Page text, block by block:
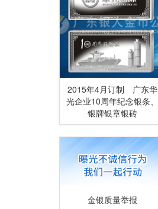
2015年4月订制 广东华
光企业10周年纪念银条、
银牌银章银砖
金银质量举报